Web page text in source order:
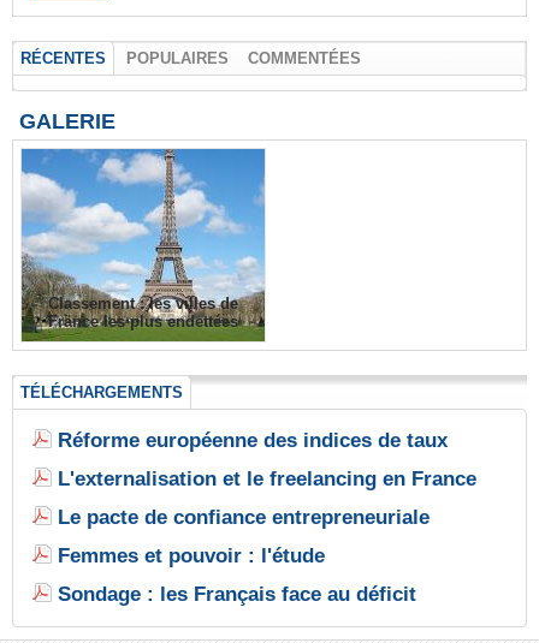
RÉCENTES POPULAIRES COMMENTÉES
GALERIE
Classement : les villes de
France les plus endettées
TÉLÉCHARGEMENTS
Réforme européenne des indices de taux
L'externalisation et le freelancing en France
Le pacte de confiance entrepreneuriale
Femmes et pouvoir : l'étude
Sondage : les Français face au déficit